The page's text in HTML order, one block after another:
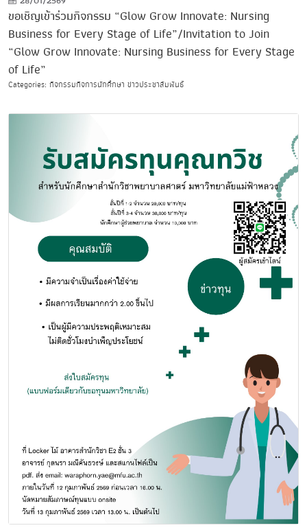
ขอเชิญเข้าร่วมกิจกรรม “Glow Grow Innovate: Nursing
Business for Every Stage of Life”/Invitation to Join
“Glow Grow Innovate: Nursing Business for Every Stage
of Life”
Categories: กิจกรรมกิจการนักศึกษา ข่าวประชาสัมพันธ์